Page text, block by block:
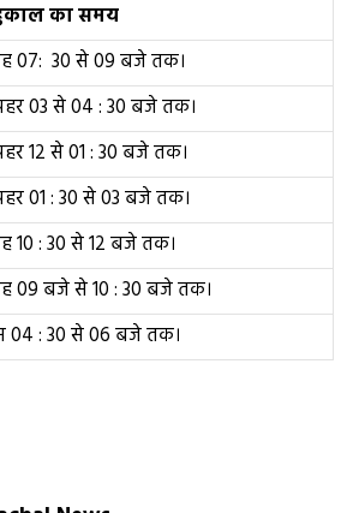
का समय
07: 30 से 09 बजे तक।
03 से 04 : 30 बजे तक।
12 से 01 : 30 बजे तक।
01 : 30 से 03 बजे तक।
10 : 30 से 12 बजे तक।
09 बजे से 10 : 30 बजे तक।
04 : 30 से 06 बजे तक।